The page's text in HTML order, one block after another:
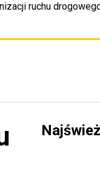
ruchu